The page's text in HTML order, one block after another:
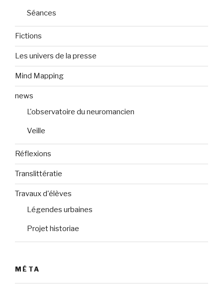
Séances
Fictions
Les univers de la presse
Mind Mapping
news
L'observatoire du neuromancien
Veille
Réflexions
Translittératie
Travaux d'élèves
Légendes urbaines
Projet historiae
MÉTA